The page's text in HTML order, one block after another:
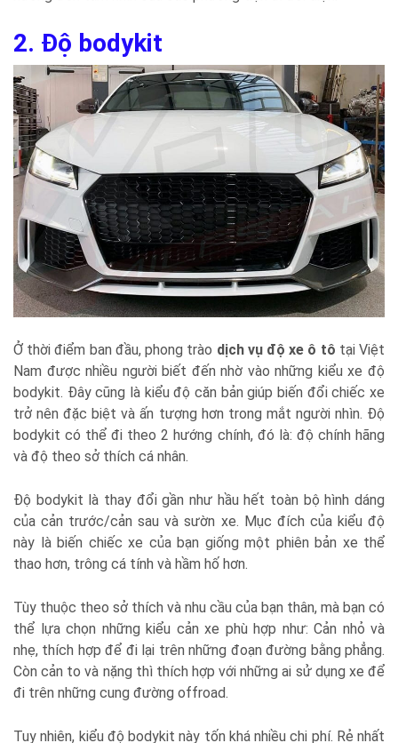
2. Độ bodykit
Ở thời điểm ban đầu, phong trào dịch vụ độ xe ô tô tại Việt
Nam được nhiều người biết đến nhờ vào những kiểu xe độ
bodykit. Đây cũng là kiểu độ căn bản giúp biến đổi chiếc xe
trở nên đặc biệt và ấn tượng hơn trong mắt người nhìn. Độ
bodykit có thể đi theo 2 hướng chính, đó là: độ chính hãng
và độ theo sở thích cá nhân.
Độ bodykit là thay đổi gần như hầu hết toàn bộ hình dáng
của cản trước/cản sau và sườn xe. Mục đích của kiểu độ
này là biến chiếc xe của bạn giống một phiên bản xe thể
thao hơn, trông cá tính và hầm hố hơn.
Tùy thuộc theo sở thích và nhu cầu của bạn thân, mà bạn có
thể lựa chọn những kiểu cản xe phù hợp như: Cản nhỏ và
nhẹ, thích hợp để đi lại trên những đoạn đường bằng phẳng.
Còn cản to và nặng thì thích hợp với những ai sử dụng xe để
đi trên những cung đường offroad.
Tuy nhiên, kiểu độ bodykit này tốn khá nhiều chi phí. Rẻ nhất